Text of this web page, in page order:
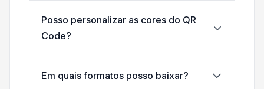
Posso personalizar as cores do QR
Code?
Em quais formatos posso baixar?